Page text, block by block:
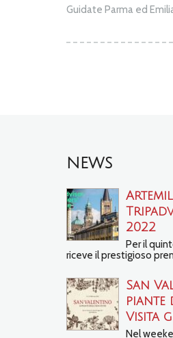
Guidate Parma ed
NEWS
2022
Per il
riceve il prestigioso
San
piante
Visita
Nel